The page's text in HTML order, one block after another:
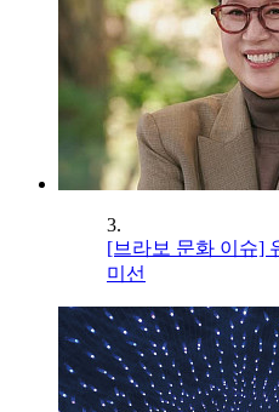
3.
[브라보 문화 이슈]
미선